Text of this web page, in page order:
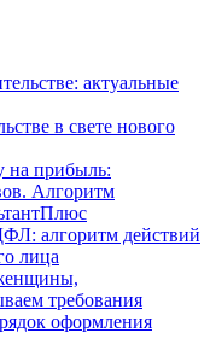
актуальные
в свете нового
на прибыль:
Алгоритм
алгоритм действий
лица
требования
оформления